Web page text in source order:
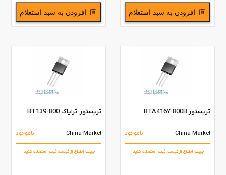
افزودن به سبد استعلام افزودن به سبد استعلام
تریستور BTA416Y-800B
China Market ناموجود
جهت اطلاع از قیمت،‌ ثبت استعلام کنید.
تریستور-ترایاک BT139-800
China Market ناموجود
جهت اطلاع از قیمت،‌ ثبت استعلام کنید.